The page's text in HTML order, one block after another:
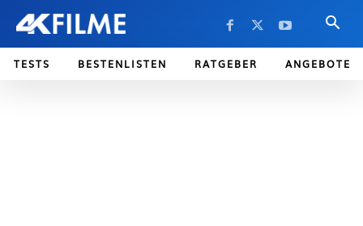
TESTS BESTENLISTEN RATGEBER ANGEBOTE